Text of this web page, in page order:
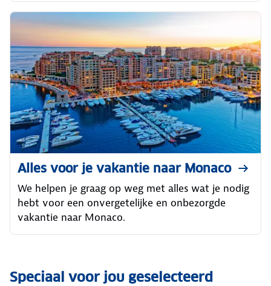
Alles voor je vakantie naar Monaco
We helpen je graag op weg met alles wat je nodig
hebt voor een onvergetelijke en onbezorgde
vakantie naar Monaco.
Speciaal voor jou geselecteerd